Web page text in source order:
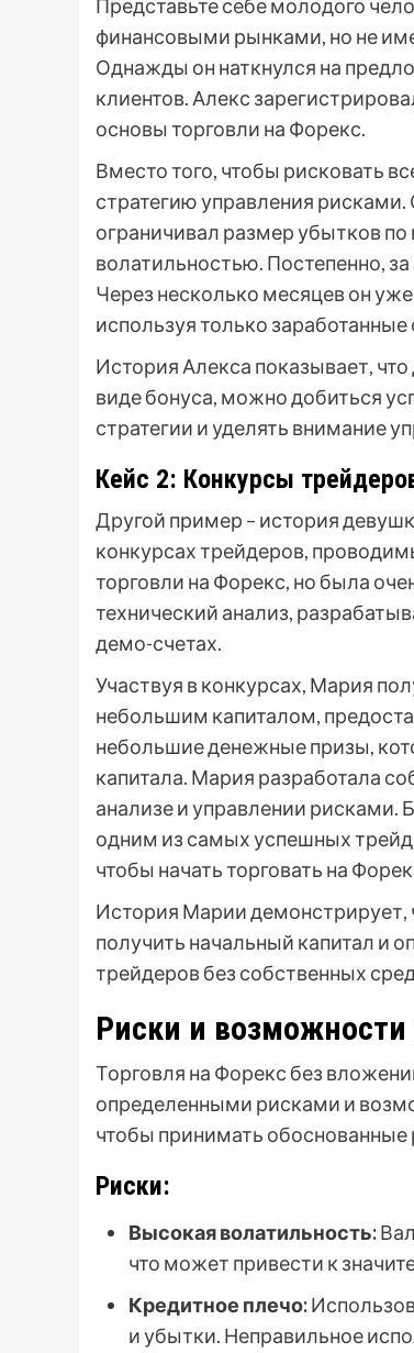
Представьте себе молодого
финансовыми рынками, но не
Однажды он наткнулся на
клиентов. Алекс
основы торговли на Форекс.
Вместо того, чтобы рисковать
стратегию управления
ограничивал размер убытков
волатильностью. Постепенно,
Через несколько месяцев он
используя только заработанные
История Алекса показывает,
виде бонуса, можно добиться
стратегии и уделять внимание
Кейс 2: Конкурсы
Другой пример – история
конкурсах трейдеров,
торговли на Форекс, но была
технический анализ,
демо-счетах.
Участвуя в конкурсах, Мария
небольшим капиталом,
небольшие денежные призы,
капитала. Мария разработала
анализе и управлении рисками.
одним из самых успешных
чтобы начать торговать на
История Марии демонстрирует,
получить начальный капитал и
трейдеров без собственных
Риски и
Торговля на Форекс без
определенными рисками и
чтобы принимать обоснованные
Риски:
Высокая волатильность:
что может привести к
Кредитное плечо:
и убытки. Неправильное